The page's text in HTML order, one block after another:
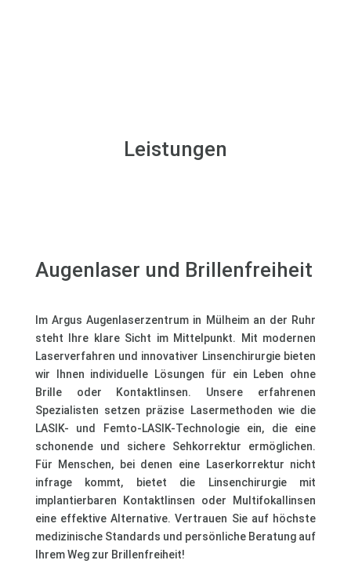
Leistungen
Augenlaser und Brillenfreiheit
Im Argus Augenlaserzentrum in Mülheim an der Ruhr
steht Ihre klare Sicht im Mittelpunkt. Mit modernen
Laserverfahren und innovativer Linsenchirurgie bieten
wir Ihnen individuelle Lösungen für ein Leben ohne
Brille oder Kontaktlinsen. Unsere erfahrenen
Spezialisten setzen präzise Lasermethoden wie die
LASIK- und Femto-LASIK-Technologie ein, die eine
schonende und sichere Sehkorrektur ermöglichen.
Für Menschen, bei denen eine Laserkorrektur nicht
infrage kommt, bietet die Linsenchirurgie mit
implantierbaren Kontaktlinsen oder Multifokallinsen
eine effektive Alternative. Vertrauen Sie auf höchste
medizinische Standards und persönliche Beratung auf
Ihrem Weg zur Brillenfreiheit!